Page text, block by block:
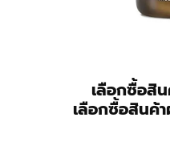
เลือกซื้อสิ
เลือกซื้อสินค้า